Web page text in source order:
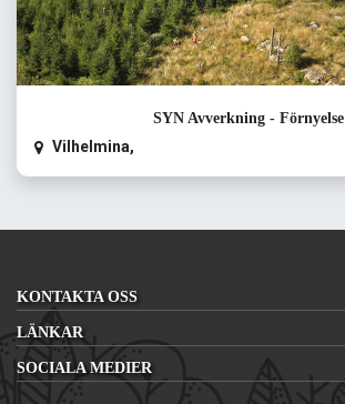
SYN Avverkning - Förnyelse
Vilhelmina,
KONTAKTA OSS
LÄNKAR
SOCIALA MEDIER